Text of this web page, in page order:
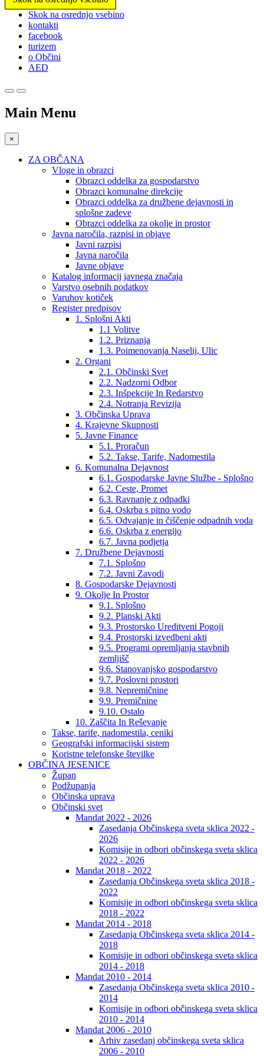
Prosimo,
upoštevajte:
spletno
mesto
vključuje
sistem
Skok na osrednjo vsebino
kontakti
facebook
turizem
o Občini
AED
Main Menu
×
ZA OBČANA
Vloge in obrazci
Obrazci oddelka za gospodarstvo
Obrazci komunalne direkcije
Obrazci oddelka za družbene dejavnosti in
splošne zadeve
Obrazci oddelka za okolje in prostor
Javna naročila, razpisi in objave
Javni razpisi
Javna naročila
Javne objave
Katalog informacij javnega značaja
Varstvo osebnih podatkov
Varuhov kotiček
Register predpisov
1. Splošni Akti
1.1 Volitve
1.2. Priznanja
1.3. Poimenovanja Naselij, Ulic
2. Organi
2.1. Občinski Svet
2.2. Nadzorni Odbor
2.3. Inšpekcije In Redarstvo
2.4. Notranja Revizija
3. Občinska Uprava
4. Krajevne Skupnosti
5. Javne Finance
5.1. Proračun
5.2. Takse, Tarife, Nadomestila
6. Komunalna Dejavnost
6.1. Gospodarske Javne Službe - Splošno
6.2. Ceste, Promet
6.3. Ravnanje z odpadki
6.4. Oskrba s pitno vodo
6.5. Odvajanje in čiščenje odpadnih voda
6.6. Oskrba z energijo
6.7. Javna podjetja
7. Družbene Dejavnosti
7.1. Splošno
7.2. Javni Zavodi
8. Gospodarske Dejavnosti
9. Okolje In Prostor
9.1. Splošno
9.2. Planski Akti
9.3. Prostorsko Ureditveni Pogoji
9.4. Prostorski izvedbeni akti
9.5. Programi opremljanja stavbnih
zemljišč
9.6. Stanovanjsko gospodarstvo
9.7. Poslovni prostori
9.8. Nepremičnine
9.9. Premičnine
9.10. Ostalo
10. Zaščita In Reševanje
Takse, tarife, nadomestila, ceniki
Geografski informacijski sistem
Koristne telefonske številke
OBČINA JESENICE
Župan
Podžupanja
Občinska uprava
Občinski svet
Mandat 2022 - 2026
Zasedanja Občinskega sveta sklica 2022 -
2026
Komisije in odbori občinskega sveta sklica
2022 - 2026
Mandat 2018 - 2022
Zasedanja Občinskega sveta sklica 2018 -
2022
Komisije in odbori občinskega sveta sklica
2018 - 2022
Mandat 2014 - 2018
Zasedanja Občinskega sveta sklica 2014 -
2018
Komisije in odbori občinskega sveta sklica
2014 - 2018
Mandat 2010 - 2014
Zasedanja Občinskega sveta sklica 2010 -
2014
Komisije in odbori občinskega sveta sklica
2010 - 2014
Mandat 2006 - 2010
Arhiv zasedanj občinskega sveta sklica
2006 - 2010